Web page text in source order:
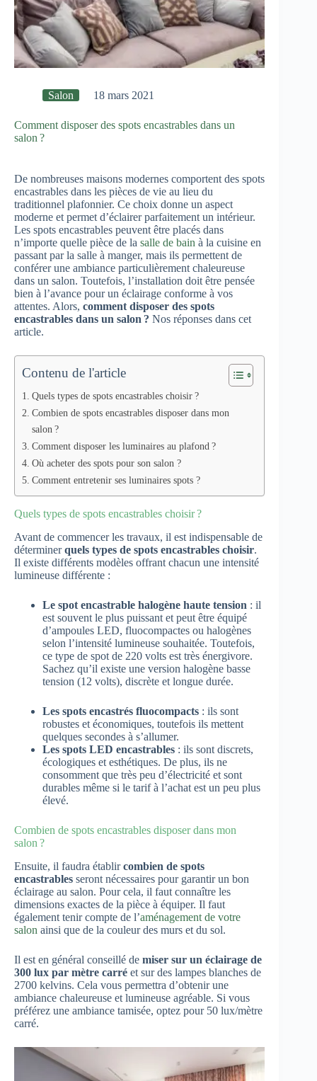
Salon 18 mars 2021
Comment disposer des spots encastrables dans un
salon ?
De nombreuses maisons modernes comportent des spots
encastrables dans les pièces de vie au lieu du
traditionnel plafonnier. Ce choix donne un aspect
moderne et permet d’éclairer parfaitement un intérieur.
Les spots encastrables peuvent être placés dans
n’importe quelle pièce de la salle de bain à la cuisine en
passant par la salle à manger, mais ils permettent de
conférer une ambiance particulièrement chaleureuse
dans un salon. Toutefois, l’installation doit être pensée
bien à l’avance pour un éclairage conforme à vos
attentes. Alors, comment disposer des spots
encastrables dans un salon ? Nos réponses dans cet
article.
Contenu de l'article
Quels types de spots encastrables choisir ?
Combien de spots encastrables disposer dans mon
salon ?
Comment disposer les luminaires au plafond ?
Où acheter des spots pour son salon ?
Comment entretenir ses luminaires spots ?
Quels types de spots encastrables choisir ?
Avant de commencer les travaux, il est indispensable de
déterminerquels types de spots encastrables choisir.
Il existe différents modèles offrant chacun une intensité
lumineuse différente :
Le spot encastrable halogène haute tension : il
est souvent le plus puissant et peut être équipé
d’ampoules LED, fluocompactes ou halogènes
selon l’intensité lumineuse souhaitée. Toutefois,
ce type de spot de 220 volts est très énergivore.
Sachez qu’il existe une version halogène basse
tension (12 volts), discrète et longue durée.
Les spots encastrés fluocompacts : ils sont
robustes et économiques, toutefois ils mettent
quelques secondes à s’allumer.
Les spots LED encastrables : ils sont discrets,
écologiques et esthétiques. De plus, ils ne
consomment que très peu d’électricité et sont
durables même si le tarif à l’achat est un peu plus
élevé.
Combien de spots encastrables disposer dans mon
salon ?
Ensuite, il faudra établircombien de spots
encastrables seront nécessaires pour garantir un bon
éclairage au salon. Pour cela, il faut connaître les
dimensions exactes de la pièce à équiper. Il faut
également tenir compte de l’aménagement de votre
salon ainsi que de la couleur des murs et du sol.
Il est en général conseillé de miser sur un éclairage de
300 lux par mètre carré et sur des lampes blanches de
2700 kelvins. Cela vous permettra d’obtenir une
ambiance chaleureuse et lumineuse agréable. Si vous
préférez une ambiance tamisée, optez pour 50 lux/mètre
carré.